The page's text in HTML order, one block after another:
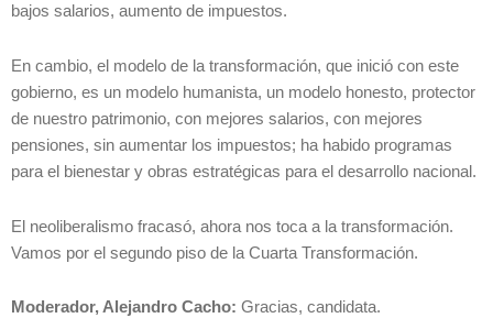
bajos salarios, aumento de impuestos.
En cambio, el modelo de la transformación, que inició con este
gobierno, es un modelo humanista, un modelo honesto, protector
de nuestro patrimonio, con mejores salarios, con mejores
pensiones, sin aumentar los impuestos; ha habido programas
para el bienestar y obras estratégicas para el desarrollo nacional.
El neoliberalismo fracasó, ahora nos toca a la transformación.
Vamos por el segundo piso de la Cuarta Transformación.
Moderador, Alejandro Cacho: Gracias, candidata.